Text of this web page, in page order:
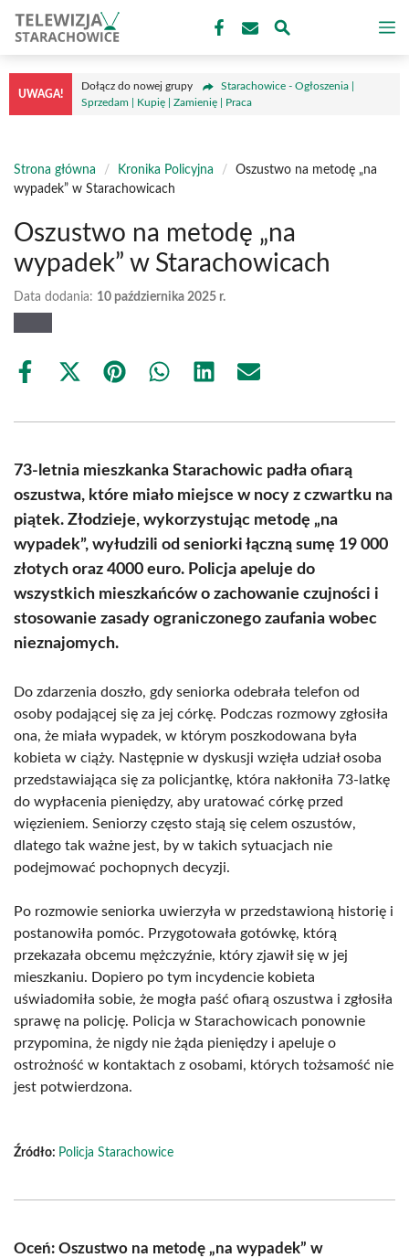
treści
UWAGA!
Dołącz do nowej grupy
Starachowice - Ogłoszenia |
Sprzedam | Kupię | Zamienię | Praca
Strona główna / Kronika Policyjna /
Oszustwo na metodę „na
wypadek” w Starachowicach
Oszustwo na metodę „na
wypadek” w Starachowicach
Data dodania: 10 października 2025 r.
Share
Share
(Twitter)
Share Share Share Share
73-letnia mieszkanka Starachowic padła ofiarą
oszustwa, które miało miejsce w nocy z czwartku na
piątek. Złodzieje, wykorzystując metodę „na
wypadek”, wyłudzili od seniorki łączną sumę 19 000
złotych oraz 4000 euro. Policja apeluje do
wszystkich mieszkańców o zachowanie czujności i
stosowanie zasady ograniczonego zaufania wobec
nieznajomych.
Do zdarzenia doszło, gdy seniorka odebrała telefon od
osoby podającej się za jej córkę. Podczas rozmowy zgłosiła
ona, że miała wypadek, w którym poszkodowana była
kobieta w ciąży. Następnie w dyskusji wzięła udział osoba
przedstawiająca się za policjantkę, która nakłoniła 73-latkę
do wypłacenia pieniędzy, aby uratować córkę przed
więzieniem. Seniorzy często stają się celem oszustów,
dlatego tak ważne jest, by w takich sytuacjach nie
podejmować pochopnych decyzji.
Po rozmowie seniorka uwierzyła w przedstawioną historię i
postanowiła pomóc. Przygotowała gotówkę, którą
przekazała obcemu mężczyźnie, który zjawił się w jej
mieszkaniu. Dopiero po tym incydencie kobieta
uświadomiła sobie, że mogła paść ofiarą oszustwa i zgłosiła
sprawę na policję. Policja w Starachowicach ponownie
przypomina, że nigdy nie żąda pieniędzy i apeluje o
ostrożność w kontaktach z osobami, których tożsamość nie
jest potwierdzona.
Źródło: Policja Starachowice
Oceń: Oszustwo na metodę „na wypadek” w